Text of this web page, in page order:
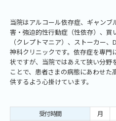
当院はアルコール依存症、ギャン
害・強迫的性行動症（性依存）、
（クレプトマニア）、ストーカー
神科クリニックです。依存症を専門
状ですが、当院ではあえて狭い分野
ことで、患者さまの病態にあわせ
供するよう心掛けています。
受付時間 月